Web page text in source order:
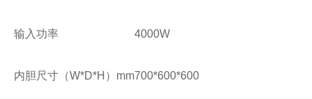
输入功率 4000W
内胆尺寸（W*D*H ） mm700*600*600